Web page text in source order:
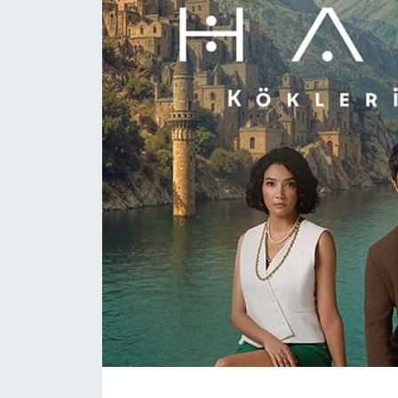
Daday Haberleri
Devrekani Haberleri
Doğanyurt Haberleri
Hanönü Haberleri
İhsangazi Haberleri
İnebolu Haberleri
Küre Haberleri
Merkez Haberleri